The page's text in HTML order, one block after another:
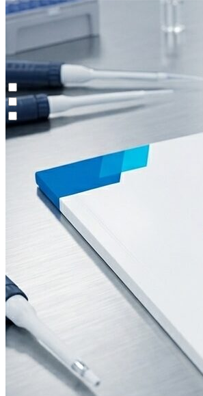
Kontinuierliche Anreicherung (N-Rich®)
Contichrom® TWIN HPLC
Machbarkeitsstudien